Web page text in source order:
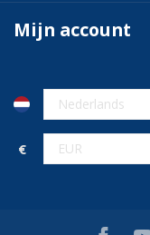
Mijn account
€